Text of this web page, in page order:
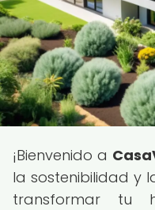
¡Bienvenido a
la sostenibilidad y
transformar tu